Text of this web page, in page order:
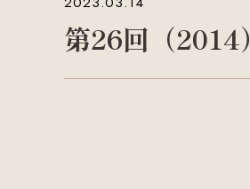
第26回（2014）